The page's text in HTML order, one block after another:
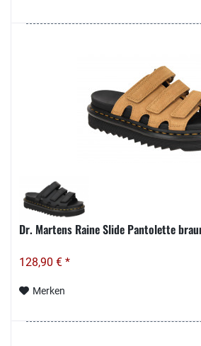
Dr. Martens Raine Slide Pantolette
128,90 € *
Merken